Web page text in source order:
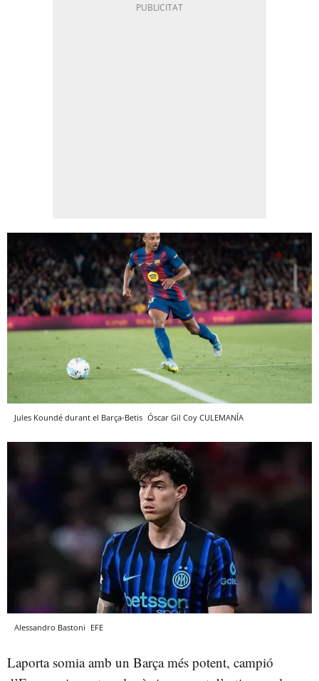
Jules Koundé durant el Barça-Betis Óscar Gil Coy CULEMANÍA
Alessandro Bastoni EFE
Laporta somia amb un Barça més potent, campió